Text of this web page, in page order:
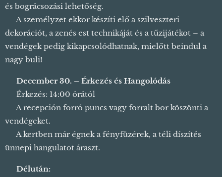
és bográcsozási lehetőség.
👩‍🍳 A személyzet ekkor készíti elő a szilveszteri
dekorációt, a zenés est technikáját és a tűzijátékot – a
vendégek pedig kikapcsolódhatnak, mielőtt beindul a
nagy buli! 🎉
December 30. – Érkezés és Hangolódás
🕑 Érkezés: 14:00 órától
🍷 A recepción forró puncs vagy forralt bor köszönti a
vendégeket.
✨ A kertben már égnek a fényfüzérek, a téli díszítés
ünnepi hangulatot áraszt.
Délután: